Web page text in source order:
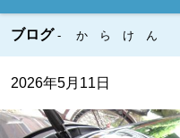
ブログ か ら け ん
2026年5月11日